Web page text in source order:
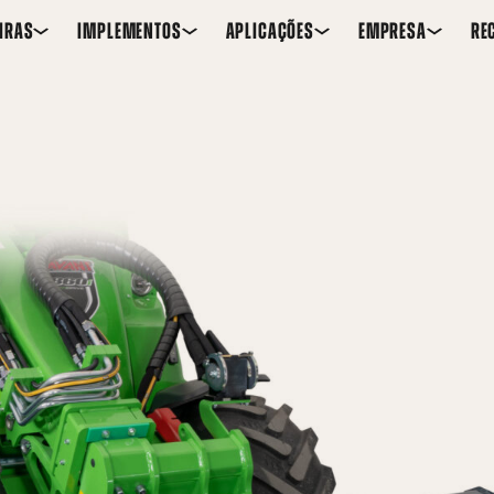
IMPLEMENTOS APLICAÇÕES EMPRESA